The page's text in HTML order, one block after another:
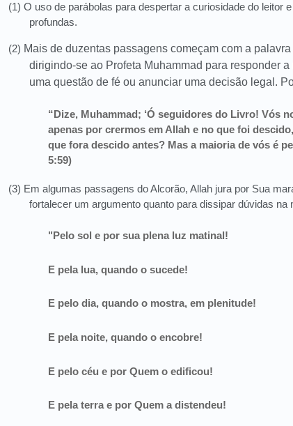
(1) O uso de parábolas para despertar a curiosidade do leitor
profundas.
(2) Mais de duzentas passagens começam com a
dirigindo-se ao Profeta Muhammad para responder
uma questão de fé ou anunciar uma decisão legal.
“Dize, Muhammad; ‘Ó seguidores do Livro! Vós
apenas por crermos em Allah e no que foi
que fora descido antes? Mas a maioria de vós é
5:59)
(3) Em algumas passagens do Alcorão, Allah jura por Sua
fortalecer um argumento quanto para dissipar dúvidas na
"Pelo sol e por sua plena luz matinal!
E pela lua, quando o sucede!
E pelo dia, quando o mostra, em plenitude!
E pela noite, quando o encobre!
E pelo céu e por Quem o edificou!
E pela terra e por Quem a distendeu!